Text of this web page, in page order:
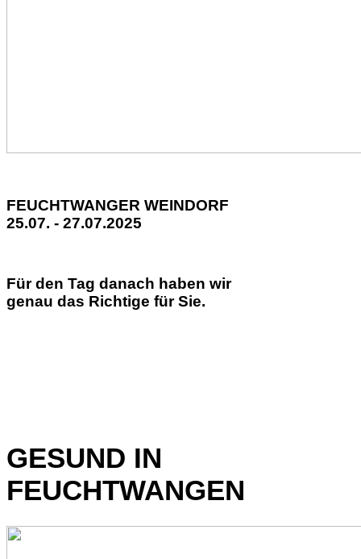
FEUCHTWANGER WEINDORF
25.07. - 27.07.2025
Für den Tag danach haben wir
genau das Richtige für Sie.
GESUND IN
FEUCHTWANGEN